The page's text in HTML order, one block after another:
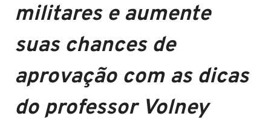
militares e aumente
suas chances de
aprovação com as dicas
do professor Volney